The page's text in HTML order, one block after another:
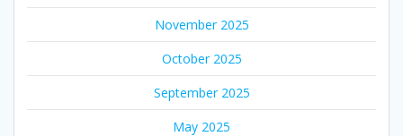
November 2025
October 2025
September 2025
May 2025